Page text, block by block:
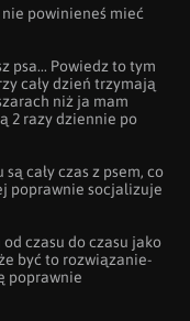
powinieneś mieć
psa... Powiedz to tym
cały dzień trzymają
niż ja mam
2 razy dziennie po
cały czas z psem, co
poprawnie socjalizuje
czasu do czasu jako
być to rozwiązanie-
poprawnie